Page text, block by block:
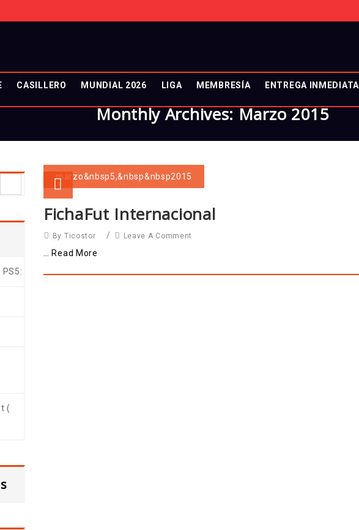
CASILLERO MUNDIAL 2026 LIGA MEMBRESÍA ENTREGA INMEDIATA
Monthly Archives: Marzo 2015
marzo&nbsp5,&nbsp&nbsp2015
FichaFut Internacional
By Ticostor / Leave A Comment
… Read More
(